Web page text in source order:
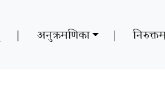
| अनुक्रमणिका |